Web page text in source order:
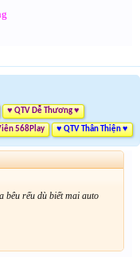
♥ QTV Dễ Thương ♥
568Play ♥ QTV Thân Thiện ♥
bêu rếu dù biết mai auto